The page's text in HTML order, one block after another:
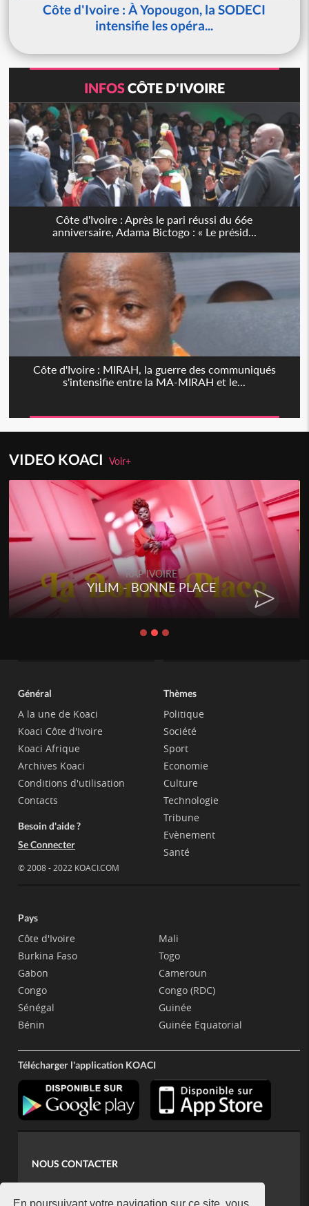
En poursuivant votre navigation sur ce site, vous
Côte d'Ivoire : À Yopougon, la SODECI
intensifie les opéra...
INFOSCÔTE D'IVOIRE
Côte d'Ivoire : Après le pari réussi du 66e
anniversaire, Adama Bictogo : « Le présid...
Côte d'Ivoire : MIRAH, la guerre des communiqués
s'intensifie entre la MA-MIRAH et le...
VIDEO KOACIVoir+
RAP IVOIRE
YILIM - BONNE PLACE
Général
A la une de Koaci
Koaci Côte d'Ivoire
Koaci Afrique
Archives Koaci
Conditions d'utilisation
Contacts
Besoin d'aide ?
Se Connecter
© 2008 - 2022 KOACI.COM
Thèmes
Politique
Société
Sport
Economie
Culture
Technologie
Tribune
Evènement
Santé
Pays
Côte d'Ivoire
Burkina Faso
Gabon
Congo
Sénégal
Bénin
Mali
Togo
Cameroun
Congo (RDC)
Guinée
Guinée Equatorial
Télécharger l'application KOACI
NOUS CONTACTER